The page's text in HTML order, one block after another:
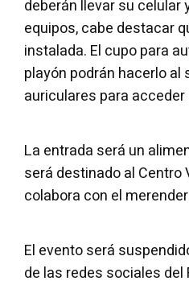
deberán llevar su
equipos, cabe destacar
instalada. El cupo para
playón podrán hacerlo
auriculares para
La entrada será un
será destinado al Centro
colabora con el
El evento será
de las redes sociales